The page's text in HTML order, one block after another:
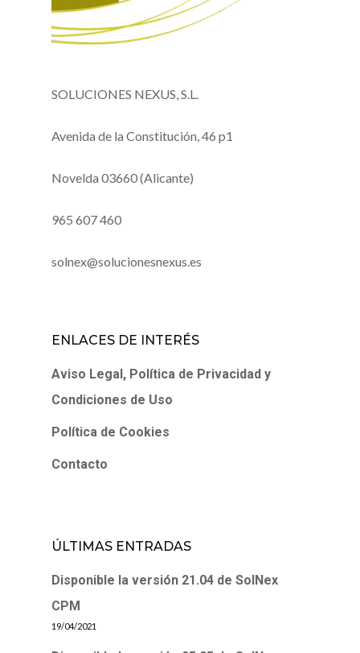
SOLUCIONES NEXUS, S.L.
Avenida de la Constitución, 46 p1
Novelda 03660 (Alicante)
965 607 460
solnex@solucionesnexus.es
ENLACES DE INTERÉS
Aviso Legal, Política de Privacidad y
Condiciones de Uso
Política de Cookies
Contacto
ÚLTIMAS ENTRADAS
Disponible la versión 21.04 de SolNex
CPM
19/04/2021